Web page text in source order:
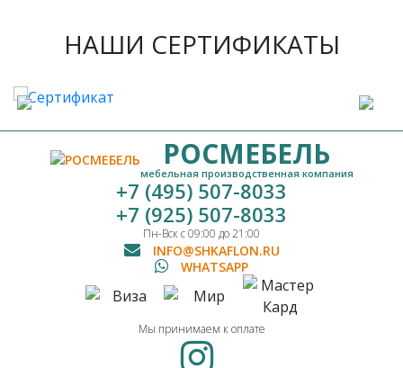
НАШИ СЕРТИФИКАТЫ
РОСМЕБЕЛЬ
мебельная производственная компания
+7 (495) 507-8033
+7 (925) 507-8033
Пн-Вск с 09:00 до 21:00
INFO@SHKAFLON.RU
WHATSAPP
Мы принимаем к оплате